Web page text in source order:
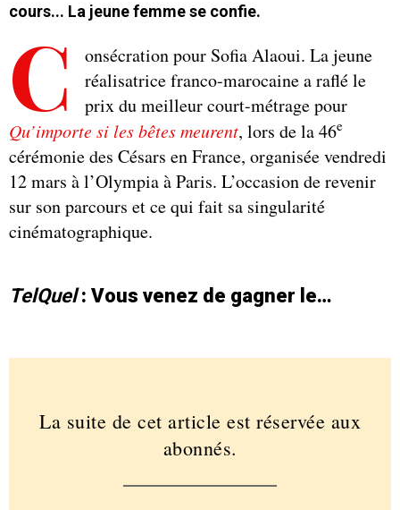
cours... La jeune femme se confie.
C
onsécration pour Sofia Alaoui. La jeune
réalisatrice franco-marocaine a raflé le
prix du meilleur court-métrage pour
Qu’importe si les bêtes meurent, lors de la 46e
cérémonie des Césars en France, organisée vendredi
12 mars à l’Olympia à Paris. L’occasion de revenir
sur son parcours et ce qui fait sa singularité
cinématographique.
TelQuel: Vous venez de gagner le…
La suite de cet article est réservée aux
abonnés.